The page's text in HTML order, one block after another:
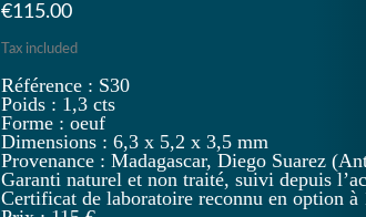
€115.00
Tax included
Référence : S30
Poids : 1,3 cts
Forme : oeuf
Dimensions : 6,3 x 5,2 x 3,5 mm
Provenance : Madagascar, Diego Suarez
Garanti naturel et non traité, suivi depuis
Certificat de laboratoire reconnu en option à